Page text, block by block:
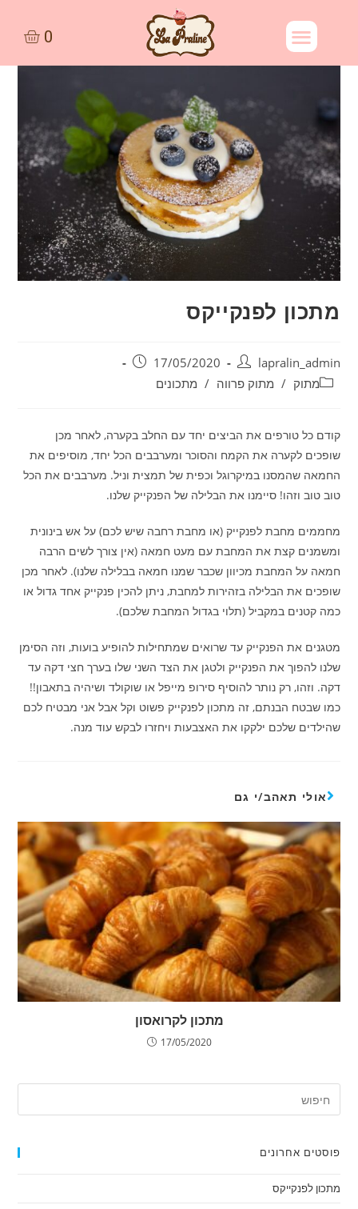
מתכון לפנקייקס
lapralin_admin
17/05/2020
מתוק / מתוק פרווה / מתכונים
קודם כל טורפים את הביצים יחד עם החלב בקערה, לאחר מכן
שופכים לקערה את הקמח והסוכר ומערבבים הכל יחד, מוסיפים את
החמאה שהמסנו במיקרוגל וכפית של תמצית וניל. מערבבים את הכל
טוב טוב וזהו! סיימנו את הבלילה של הפנקייק שלנו.
מחממים מחבת לפנקייק (או מחבת רחבה שיש לכם) על אש בינונית
ומשמנים קצת את המחבת עם מעט חמאה (אין צורך לשים הרבה
חמאה על המחבת מכיוון שכבר שמנו חמאה בבלילה שלנו). לאחר מכן
שופכים את הבלילה בזהירות למחבת, ניתן להכין פנקייק אחד גדול או
כמה קטנים במקביל (תלוי בגדול המחבת שלכם).
מטגנים את הפנקייק עד שרואים שמתחילות להופיע בועות, וזה הסימן
שלנו להפוך את הפנקייק ולטגן את הצד השני שלו בערך חצי דקה עד
דקה. וזהו, רק נותר להוסיף סירופ מייפל או שוקולד ושיהיה בתאבון!!
כמו שבטח הבנתם, זה מתכון לפנקייק פשוט וקל אבל אני מבטיח לכם
שהילדים שלכם ילקקו את האצבעות ויחזרו לבקש עוד מנה.
אולי תאהב/י גם
מתכון לקרואסון
17/05/2020
פוסטים אחרונים
מתכון לפנקייקס